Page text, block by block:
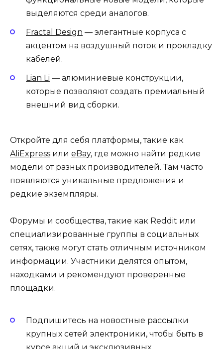
выделяются среди аналогов.
Fractal Design — элегантные корпуса с
акцентом на воздушный поток и прокладку
кабелей.
Lian Li — алюминиевые конструкции,
которые позволяют создать премиальный
внешний вид сборки.
Откройте для себя платформы, такие как
AliExpress или eBay, где можно найти редкие
модели от разных производителей. Там часто
появляются уникальные предложения и
редкие экземпляры.
Форумы и сообщества, такие как Reddit или
специализированные группы в социальных
сетях, также могут стать отличным источником
информации. Участники делятся опытом,
находками и рекомендуют проверенные
площадки.
Подпишитесь на новостные рассылки
крупных сетей электроники, чтобы быть в